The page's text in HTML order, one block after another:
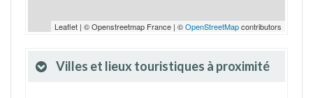
Leaflet | © Openstreetmap France | ©OpenStreetMapcontributors
Villes et lieux touristiques à proximité